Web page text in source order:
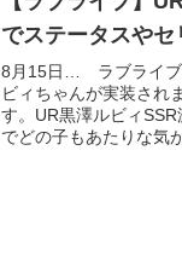
でステータスやセ
8月15日… ラブライブ
ビィちゃんが実装され
す。UR黒澤ルビィ
でどの子もあたりな気